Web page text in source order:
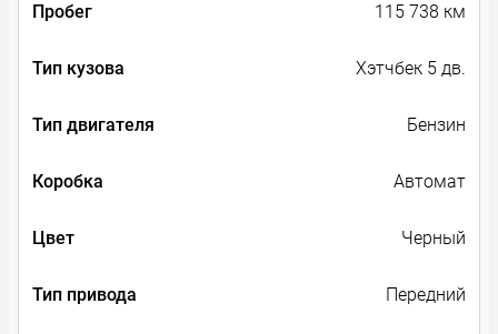
Пробег 115 738 км
Тип кузова Хэтчбек 5 дв.
Тип двигателя Бензин
Коробка Автомат
Цвет Черный
Тип привода Передний